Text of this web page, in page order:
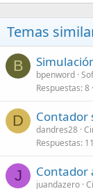
Temas
B
bpenword
Respuestas 8
D Contador
dandres28
Respuestas 11
J Contador
juandazero